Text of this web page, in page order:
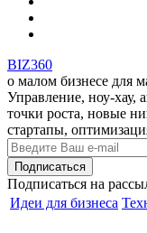
BIZ360
о малом бизнесе для
Управление, ноу-хау,
точки роста, новые
стартапы,
Подписаться на
Идеи для бизнеса